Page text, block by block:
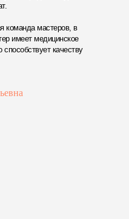
команда мастеров, в
имеет медицинское
способствует качеству